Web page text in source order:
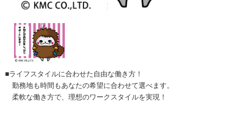
■ライフスタイルに合わせた自由な働き方！
勤務地も時間もあなたの希望に合わせて選べます。
柔軟な働き方で、理想のワークスタイルを実現！